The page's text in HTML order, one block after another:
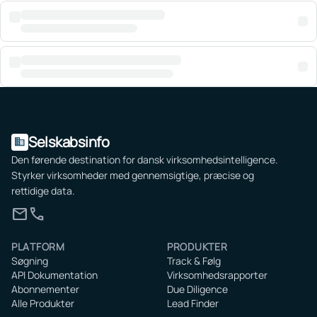
domain Selskabsinfo
Den førende destination for dansk virksomhedsintelligence.
Styrker virksomheder med gennemsigtige, præcise og
rettidige data.
mailcall
PLATFORM
Søgning
API Dokumentation
Abonnementer
Alle Produkter
PRODUKTER
Track & Følg
Virksomhedsrapporter
Due Diligence
Lead Finder